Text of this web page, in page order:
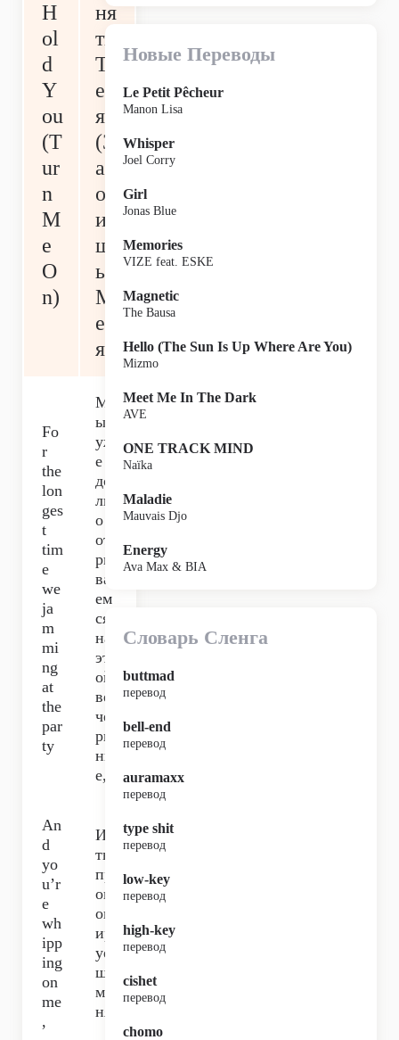
H
ol
d
Y
ou
(T
ur
n
M
e
O
n)
ня
ть
Т
еб
я
(З
ав
од
и
ш
ь
М
ен
я)
Fo
r
the
lon
ges
t
tim
e
we
ja
m
mi
ng
at
the
par
ty
М
ы
уж
е
до
лг
о
от
ры
ва
ем
ся
на
эт
ой
ве
че
ри
нк
е,
An
d
yo
u’r
e
wh
ipp
ing
on
me
,
И
ты
пр
ов
оц
ир
уе
шь
ме
ня,
Новые Переводы
Le Petit Pêcheur
Manon Lisa
Whisper
Joel Corry
Girl
Jonas Blue
Memories
VIZE feat. ESKE
Magnetic
The Bausa
Hello (The Sun Is Up Where Are You)
Mizmo
Meet Me In The Dark
AVE
ONE TRACK MIND
Naïka
Maladie
Mauvais Djo
Energy
Ava Max & BIA
Словарь Сленга
buttmad
перевод
bell-end
перевод
auramaxx
перевод
type shit
перевод
low-key
перевод
high-key
перевод
cishet
перевод
chomo